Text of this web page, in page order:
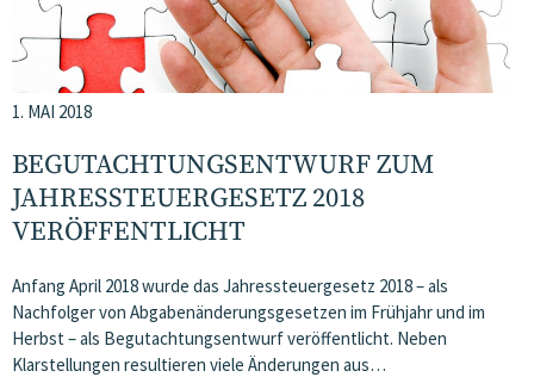
1. MAI 2018
BEGUTACHTUNGSENTWURF ZUM
JAHRESSTEUERGESETZ 2018
VERÖFFENTLICHT
Anfang April 2018 wurde das Jahressteuergesetz 2018 – als
Nachfolger von Abgabenänderungsgesetzen im Frühjahr und im
Herbst – als Begutachtungsentwurf veröffentlicht. Neben
Klarstellungen resultieren viele Änderungen aus…